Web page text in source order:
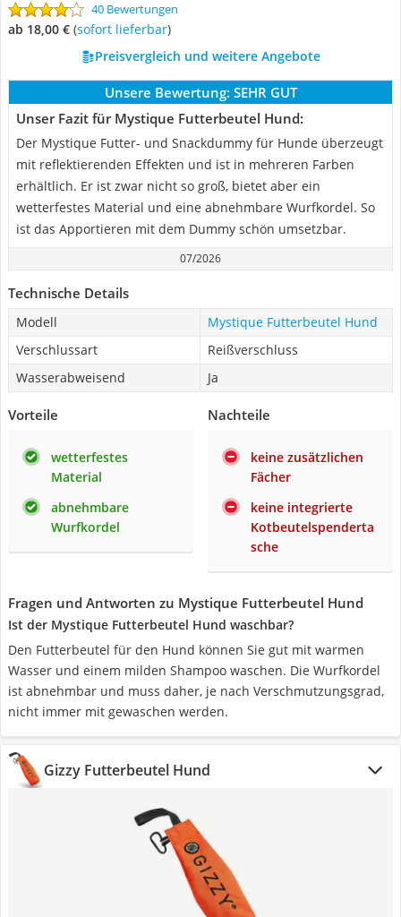
40 Bewertungen
ab 18,00 € ( Sofort lieferbar)
Preisvergleich und weitere Angebote
Unsere Bewertung: SEHR GUT
Unser Fazit für Mystique Futterbeutel Hund:
Der Mystique Futter- und Snackdummy für Hunde überzeugt
mit reflektierenden Effekten und ist in mehreren Farben
erhältlich. Er ist zwar nicht so groß, bietet aber ein
wetterfestes Material und eine abnehmbare Wurfkordel. So
ist das Apportieren mit dem Dummy schön umsetzbar.
07/2026
Technische Details
Modell
Mystique Futterbeutel Hund
Verschlussart
Reißverschluss
Wasserabweisend
Ja
Vorteile
wetterfestes
Material
abnehmbare
Wurfkordel
Nachteile
keine zusätzlichen
Fächer
keine integrierte
Kotbeutelspenderta
sche
Fragen und Antworten zu Mystique Futterbeutel Hund
Ist der Mystique Futterbeutel Hund waschbar?
Den Futterbeutel für den Hund können Sie gut mit warmen
Wasser und einem milden Shampoo waschen. Die Wurfkordel
ist abnehmbar und muss daher, je nach Verschmutzungsgrad,
nicht immer mit gewaschen werden.
Gizzy Futterbeutel Hund